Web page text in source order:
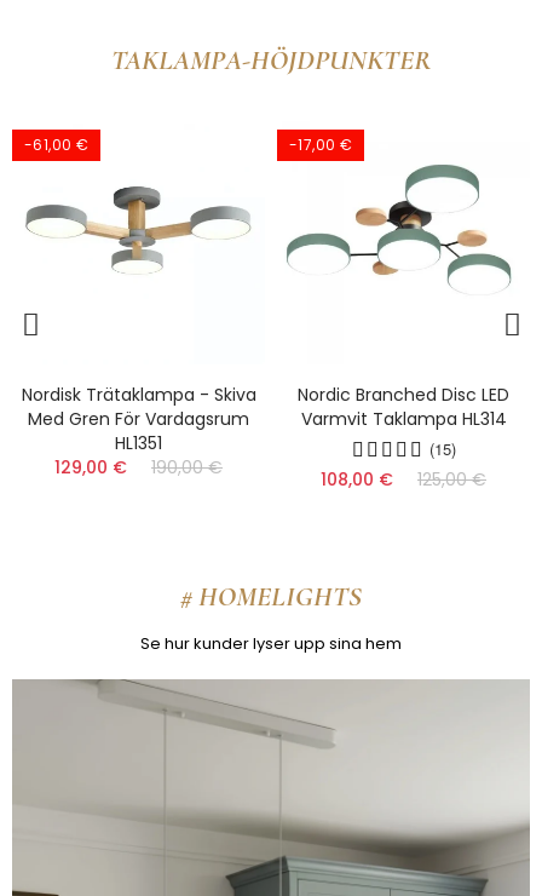
TAKLAMPA-HÖJDPUNKTER
-17,00 €
Nordic Branched Disc LED
Varmvit Taklampa HL314
108,00 € 125,00 €
-51,00 €
Nordic Circle LED-Taklampa
- Flergrenig Lampa För Kök
HL1355
(17)
# HOMELIGHTS
Se hur kunder lyser upp sina hem